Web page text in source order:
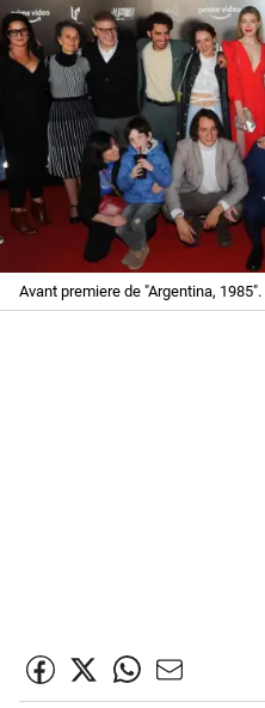
Avant premiere de "Argentina, 1985".